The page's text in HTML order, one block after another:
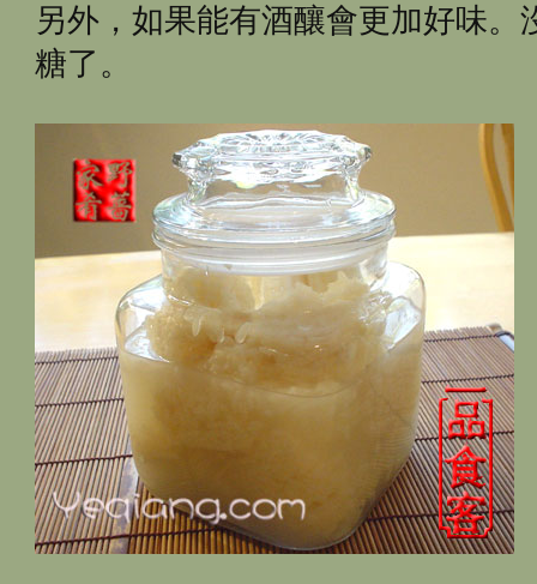
另外，如果能有酒釀會更加好味。
糖了。